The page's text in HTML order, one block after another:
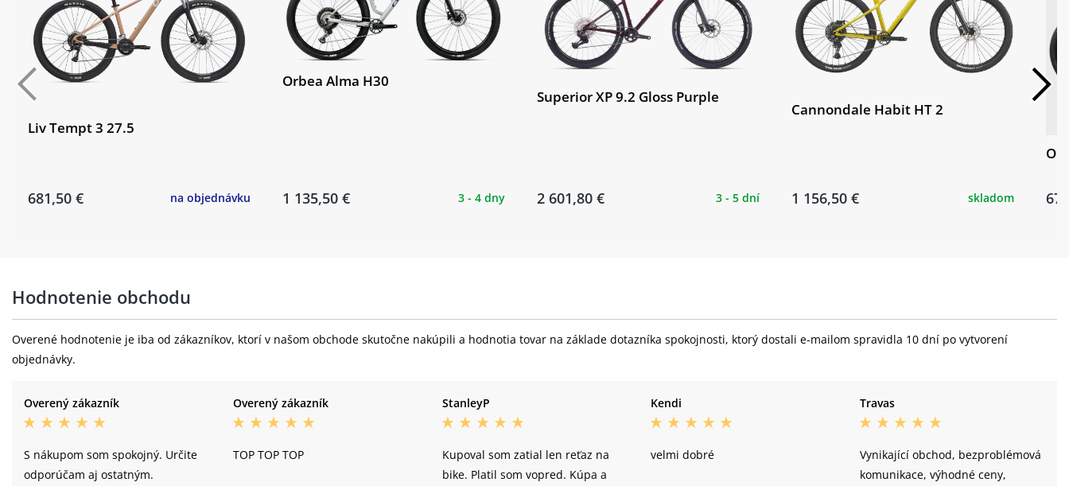
Liv Tempt 3 27.5
681,50 € na objednávku
Orbea Alma H30
1 135,50 € 3 - 4 dny
Superior XP 9.2 Gloss Purple
2 601,80 € 3 - 5 dní
Cannondale Habit HT 2
1 156,50 € skladom
Hodnotenie obchodu
Overené hodnotenie je iba od zákazníkov, ktorí v našom obchode skutočne nakúpili a hodnotia tovar na základe dotazníka spokojnosti, ktorý dostali e-mailom spravidla 10 dní po vytvorení
objednávky.
Overený zákazník
S nákupom som spokojný. Určite
odporúčam aj ostatným.
Overený zákazník
TOP TOP TOP
StanleyP
Kupoval som zatial len reťaz na
bike. Platil som vopred. Kúpa a
Kendi
velmi dobré
Travas
Vynikající obchod, bezproblémová
komunikace, výhodné ceny,